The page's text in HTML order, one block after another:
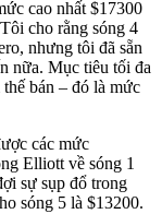
cao nhất $17300
cho rằng sóng 4
nhưng tôi đã sẵn
nữa. Mục tiêu tối đa
bán – đó là mức
các mức
Elliott về sóng 1
sự sụp đổ trong
sóng 5 là $13200.